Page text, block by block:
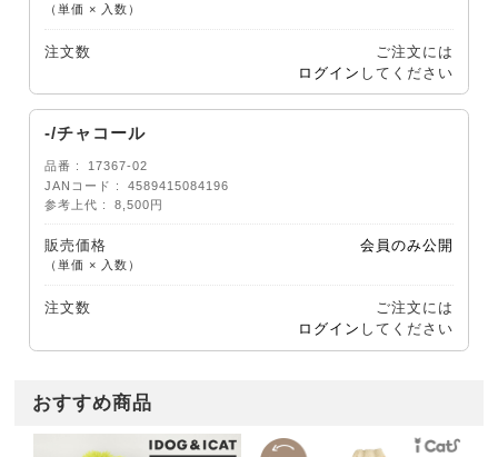
（単価 × 入数）
注文数
ご注文には
ログイン してください
-/チャコール
品番
17367-02
JANコード
4589415084196
参考上代
8,500円
販売価格
（単価 × 入数）
会員のみ公開
注文数
ご注文には
ログイン してください
おすすめ商品